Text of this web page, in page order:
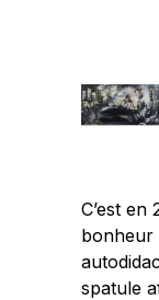
C’est en
bonheur
spatule